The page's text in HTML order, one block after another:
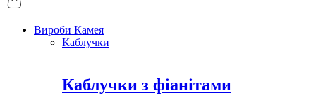
Вироби Камея
Каблучки
Каблучки з фіанітами